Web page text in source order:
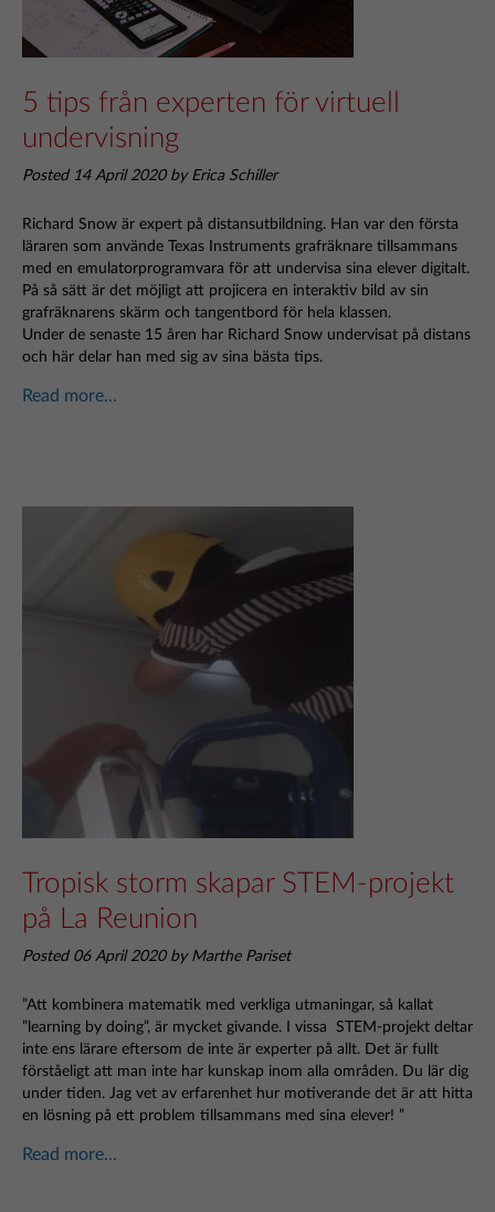
5 tips från experten för virtuell
undervisning
Posted 14 April 2020 by Erica Schiller
Richard Snow är expert på distansutbildning. Han var den första
läraren som använde Texas Instruments grafräknare tillsammans
med en emulatorprogramvara för att undervisa sina elever digitalt.
På så sätt är det möjligt att projicera en interaktiv bild av sin
grafräknarens skärm och tangentbord för hela klassen.
Under de senaste 15 åren har Richard Snow undervisat på distans
och här delar han med sig av sina bästa tips.
Read more...
Tropisk storm skapar STEM-projekt
på La Reunion
Posted 06 April 2020 by Marthe Pariset
”Att kombinera matematik med verkliga utmaningar, så kallat
”learning by doing”, är mycket givande. I vissa STEM-projekt deltar
inte ens lärare eftersom de inte är experter på allt. Det är fullt
förståeligt att man inte har kunskap inom alla områden. Du lär dig
under tiden. Jag vet av erfarenhet hur motiverande det är att hitta
en lösning på ett problem tillsammans med sina elever! ”
Read more...